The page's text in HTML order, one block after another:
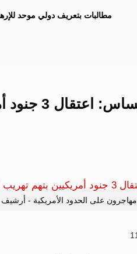
مطالبات بتعريف دولي موحد
المدعي العام
مهاجرون على الحدود الأمريكية - أرشيف